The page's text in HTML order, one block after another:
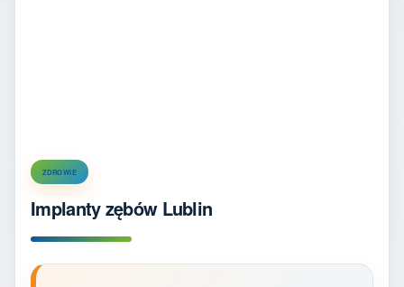
ZDROWIE
Implanty zębów Lublin